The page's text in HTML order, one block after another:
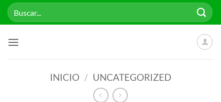
Saltar
Buscar
por:
INICIO / UNCATEGORIZED